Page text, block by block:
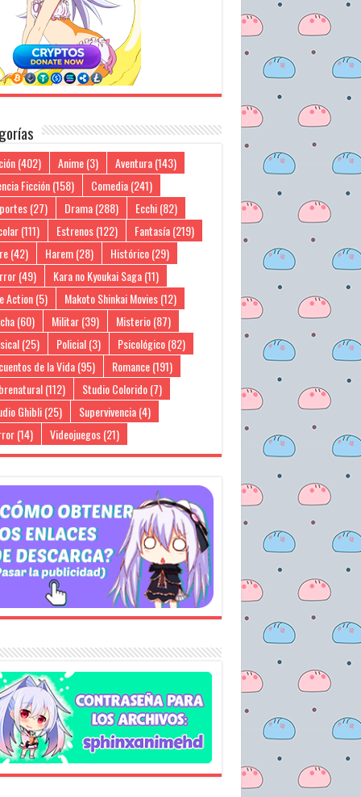
(402) Anime(3) Aventura(143)
Ficción(158) Comedia(241)
(27) Drama(288) Ecchi(82)
(111) Estrenos(122) Fantasía(219)
(42) Harem(28) Histórico(29)
(49) Kara no Kyoukai Saga(11)
Action(5) Makoto Shinkai Movies(12)
(60) Militar(39) Misterio(87)
(25) Policial(3) Psicológico(82)
de la Vida(95) Romance(191)
(112) Studio Colorido(7)
Ghibli(25) Supervivencia(4)
(14) Videojuegos(21)